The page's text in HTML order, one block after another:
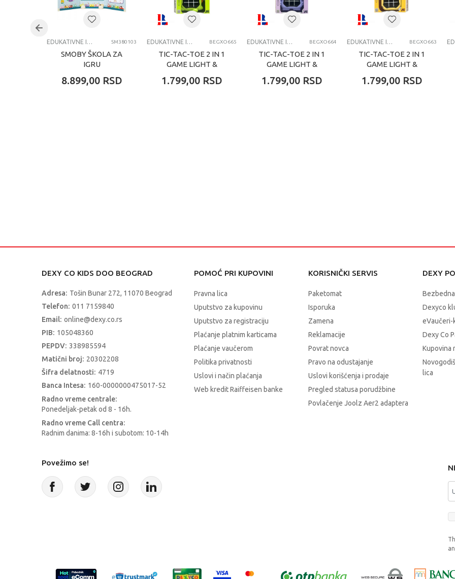
Kategorija EDUKATIVNE IGRACKE ZA DECU
EDUKATIVNE IGRAČKE ZA DECU SM380103
SMOBY ŠKOLA ZA
IGRU
8.899,00 RSD
EDUKATIVNE IGRAČKE ZA DECU BEGXO665
TIC-TAC-TOE 2 IN 1
GAME LIGHT &
1.799,00 RSD
EDUKATIVNE IGRAČKE ZA DECU BEGXO664
TIC-TAC-TOE 2 IN 1
GAME LIGHT &
1.799,00 RSD
EDUKATIVNE IGRAČKE ZA DECU BEGXO663
TIC-TAC-TOE 2 IN 1
GAME LIGHT &
1.799,00 RSD
DEXY CO KIDS DOO BEOGRAD
Adresa: Tošin Bunar 272, 11070 Beograd
Telefon: 011 7159840
Email: online@dexy.co.rs
PIB: 105048360
PEPDV: 338985594
Matični broj: 20302208
Šifra delatnosti: 4719
Banca Intesa: 160-0000000475017-52
Radno vreme centrale:
Ponedeljak-petak od 8 - 16h.
Radno vreme Call centra:
Radnim danima: 8-16h i subotom: 10-14h
POMOĆ PRI KUPOVINI
Pravna lica
Uputstvo za kupovinu
Uputstvo za registraciju
Plaćanje platnim karticama
Plaćanje vaučerom
Politika privatnosti
Uslovi i način plaćanja
Web kredit Raiffeisen banke
KORISNIČKI SERVIS
Paketomat
Isporuka
Zamena
Reklamacije
Povrat novca
Pravo na odustajanje
Uslovi korišćenja i prodaje
Pregled statusa porudžbine
Povlačenje Joolz Aer2 adaptera
DEXY
Dexyco
Dexy Co
Kupovina
lica
Povežimo se!